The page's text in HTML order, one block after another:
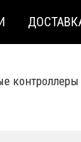
контроллеры